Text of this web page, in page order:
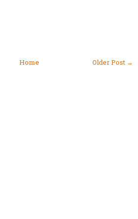
Older Post →
Home